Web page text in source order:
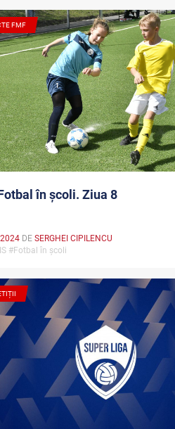
FMF
în școli. Ziua 8
DE SERGHEI CIPILENCU
#Fotbal în școli